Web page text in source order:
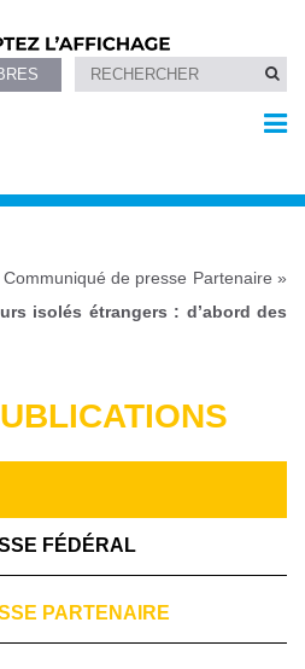
Communiqué de presse Partenaire »
isolés étrangers : d’abord des
FÉDÉRAL
PARTENAIRE